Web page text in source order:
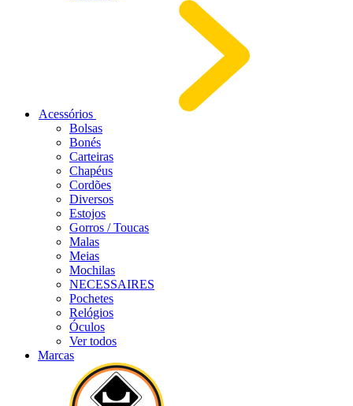
Acessórios
Bolsas
Bonés
Carteiras
Chapéus
Cordões
Diversos
Estojos
Gorros / Toucas
Malas
Meias
Mochilas
NECESSAIRES
Pochetes
Relógios
Óculos
Ver todos
Marcas